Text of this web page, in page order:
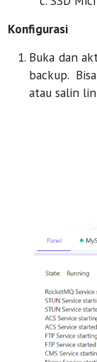
Konfigurasi
Buka dan
backup.
atau salin